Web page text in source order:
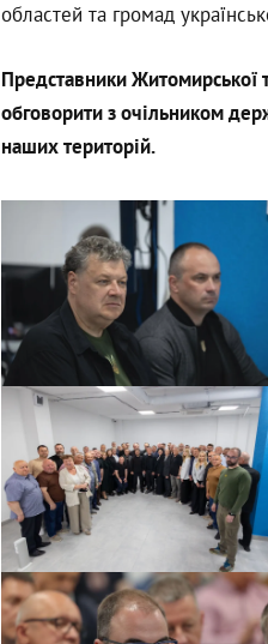
областей та громад
Представники Житомирської
обговорити з очільником
наших територій.